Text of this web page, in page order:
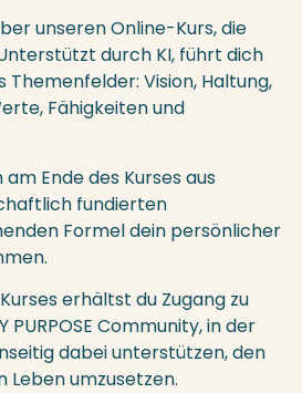
unseren Online-Kurs, die
Unterstützt durch KI, führt dich
Themenfelder: Vision, Haltung,
Fähigkeiten und
Ende des Kurses aus
fundierten
Formel dein persönlicher
erhältst du Zugang zu
PURPOSE Community, in der
dabei unterstützen, den
Leben umzusetzen.